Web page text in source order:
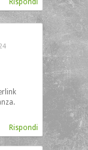
Rispondi
Rispondi